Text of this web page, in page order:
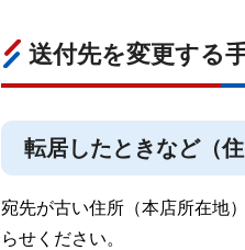
送付先を変更する
転居したときなど（
宛先が古い住所（本店所在地
らせください。